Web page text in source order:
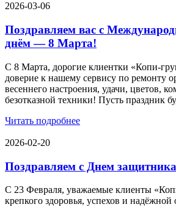
2026-03-06
Поздравляем вас с
днём — 8 Марта!
С 8 Марта, дорогие клиентки
доверие к нашему сервису по ремонту
весеннего настроения, удачи, цветов,
безотказной техники! Пусть праздник
Читать подробнее
2026-02-20
Поздравляем с Днем
С 23 Февраля, уважаемые клиенты
крепкого здоровья, успехов и